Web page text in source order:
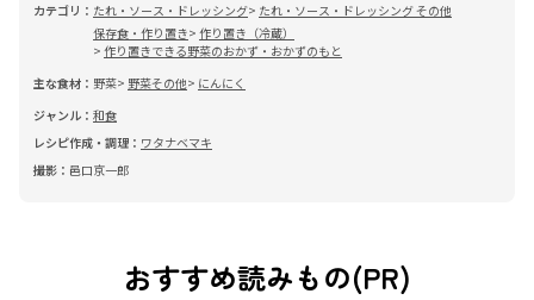
カテゴリ： たれ・ソース・ドレッシング
たれ・ソース・ドレッシング その他
保存食・作り置き
作り置き（冷蔵）
作り置きできる野菜のおかず・おかずのもと
主な食材： 野菜 野菜その他
にんにく
ジャンル： 和食
レシピ作成・調理： ワタナベマキ
撮影： 邑口京一郎
おすすめ読みもの(PR)